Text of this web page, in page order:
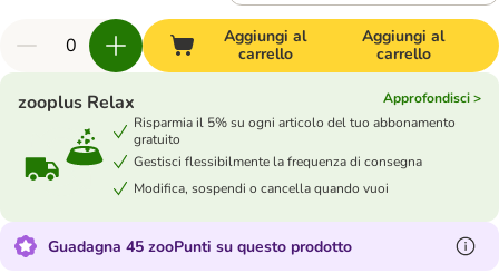
Aggiungi al
carrello
Aggiungi al
carrello
zooplus Relax
Approfondisci >
Risparmia il 5% su ogni articolo del tuo abbonamento
gratuito
Gestisci flessibilmente la frequenza di consegna
Modifica, sospendi o cancella quando vuoi
Guadagna 45 zooPunti su questo prodotto